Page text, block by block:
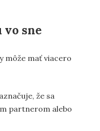
sne
môže mať viacero
že sa
partnerom alebo